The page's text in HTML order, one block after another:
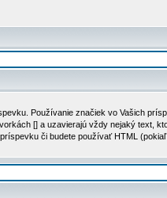
Používanie značiek vo Vašich
[] a uzavierajú vždy nejaký text,
či budete používať HTML (pokiaľ